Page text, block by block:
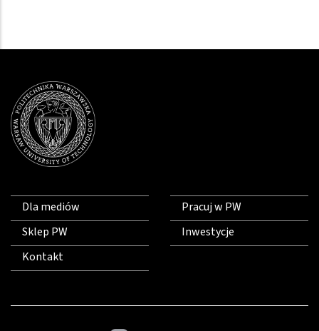
Dla mediów
Sklep PW
Kontakt
Pracuj w PW
Inwestycje